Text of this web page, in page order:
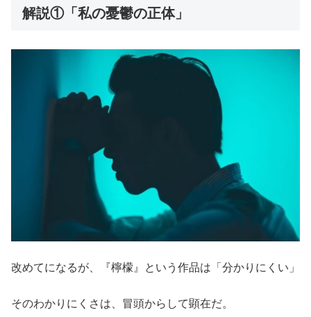
解説①「私の憂鬱の正体」
改めてになるが、『檸檬』という作品は「分かりにくい」
そのわかりにくさは、冒頭からして顕在だ。